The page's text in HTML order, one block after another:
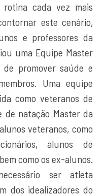
cada vez mais
este cenário,
e professores da
uma Equipe Master
promover saúde e
Uma equipe
como veteranos de
de natação Master da
veteranos, como
alunos de
como os ex-alunos.
ser atleta
dos idealizadores do